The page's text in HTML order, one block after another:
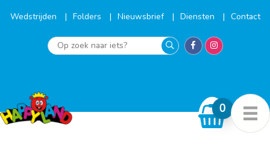
naarWedstrijden Folders Nieuwsbrief Diensten Contact
Op